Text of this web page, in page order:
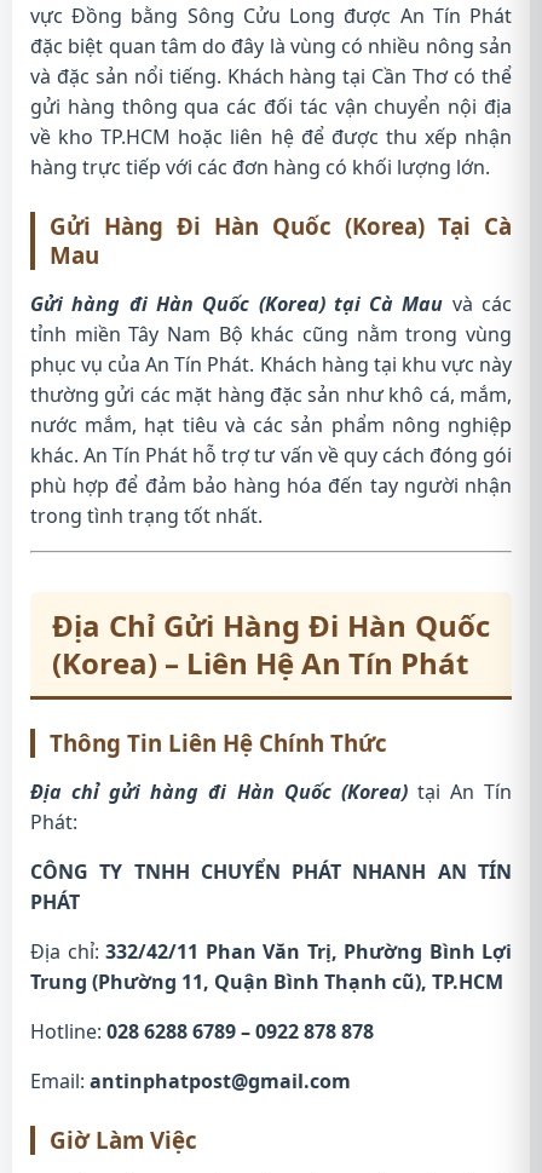
vực Đồng bằng Sông Cửu Long được An Tín Phát
đặc biệt quan tâm do đây là vùng có nhiều nông sản
và đặc sản nổi tiếng. Khách hàng tại Cần Thơ có thể
gửi hàng thông qua các đối tác vận chuyển nội địa
về kho TP.HCM hoặc liên hệ để được thu xếp nhận
hàng trực tiếp với các đơn hàng có khối lượng lớn.
Gửi Hàng Đi Hàn Quốc (Korea) Tại Cà
Mau
Gửi hàng đi Hàn Quốc (Korea) tại Cà Mau và các
tỉnh miền Tây Nam Bộ khác cũng nằm trong vùng
phục vụ của An Tín Phát. Khách hàng tại khu vực này
thường gửi các mặt hàng đặc sản như khô cá, mắm,
nước mắm, hạt tiêu và các sản phẩm nông nghiệp
khác. An Tín Phát hỗ trợ tư vấn về quy cách đóng gói
phù hợp để đảm bảo hàng hóa đến tay người nhận
trong tình trạng tốt nhất.
Địa Chỉ Gửi Hàng Đi Hàn Quốc
(Korea) – Liên Hệ An Tín Phát
Thông Tin Liên Hệ Chính Thức
Địa chỉ gửi hàng đi Hàn Quốc (Korea)tại An Tín
Phát:
CÔNG TY TNHH CHUYỂN PHÁT NHANH AN TÍN
PHÁT
Địa chỉ: 332/42/11 Phan Văn Trị, Phường Bình Lợi
Trung (Phường 11, Quận Bình Thạnh cũ), TP.HCM
Hotline: 028 6288 6789 – 0922 878 878
Email: antinphatpost@gmail.com
Giờ Làm Việc